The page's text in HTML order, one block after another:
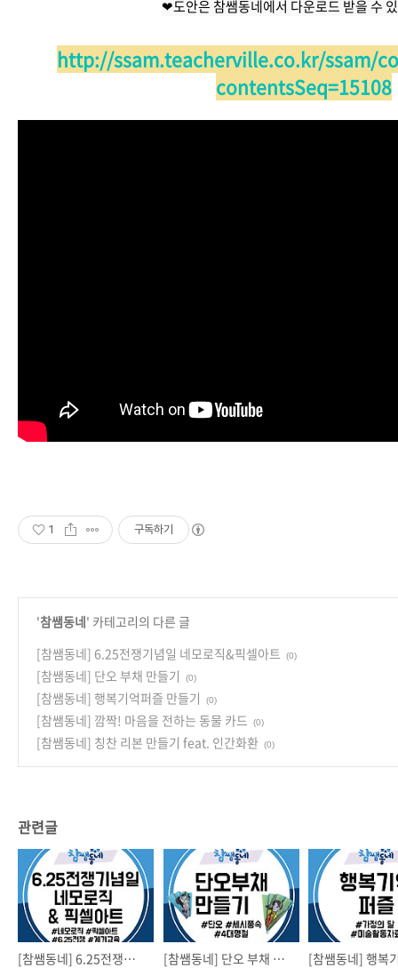
❤도안은 참쌤동네에서 다운로드 받을 수
http://ssam.teacherville.co.kr/ssam/
contentsSeq=15108
1 구독하기
'참쌤동네' 카테고리의 다른 글
[참쌤동네] 6.25전쟁기념일 네모로직&픽셀아트
(0)
[참쌤동네] 단오 부채 만들기 (0)
[참쌤동네] 행복기억퍼즐 만들기 (0)
[참쌤동네] 깜짝! 마음을 전하는 동물 카드 (0)
[참쌤동네] 칭찬 리본 만들기 feat. 인간화환 (0)
관련글
[참쌤동네] 6.25전쟁기념일 네모로직&픽셀아트 [참쌤동네] 단오 부채 만들기